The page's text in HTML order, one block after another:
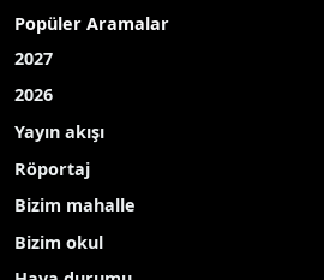
Popüler Aramalar
2027
2026
Yayın akışı
Röportaj
Bizim mahalle
Bizim okul